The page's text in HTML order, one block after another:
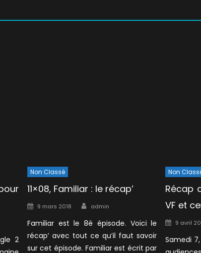
2
Non Classé
11×08, Familiar : le récap’
Posted
9 mars 2018 Author
admin
Familiar est le 8è épisode. Voici le
récap’ avec tout ce qu’il faut savoir
sur cet épisode. Familiar est écrit par
Non
Récap
VF et
Posted
9 avril
Samedi